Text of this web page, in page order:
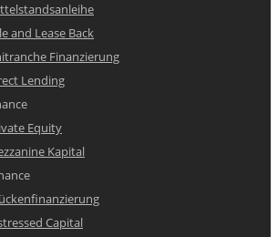
and Lease Back
Finanzierung
Lending
Equity
Kapital
Capital